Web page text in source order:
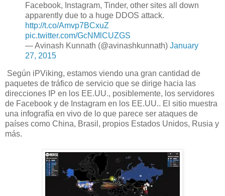
Facebook, Instagram, Tinder, other sites all down
apparently due to a huge DDOS attack.
http://t.co/Amvp7BCxuZ
pic.twitter.com/GcNMlCUZGS
— Avinash Kunnath (@avinashkunnath) January
27, 2015
Según iPViking, estamos viendo una gran cantidad de
paquetes de tráfico de servicio que se dirige hacia las
direcciones IP en los EE.UU., posiblemente, los servidores
de Facebook y de Instagram en los EE.UU.. El sitio muestra
una infografía en vivo de lo que parece ser ataques de
países como China, Brasil, propios Estados Unidos, Rusia y
más.